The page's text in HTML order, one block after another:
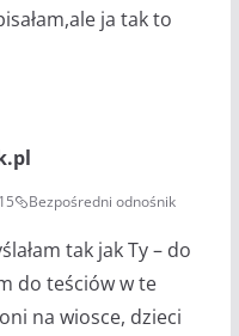
ja tak to
Bezpośredni odnośnik
tak jak Ty – do
do teściów w te
na wiosce, dzieci